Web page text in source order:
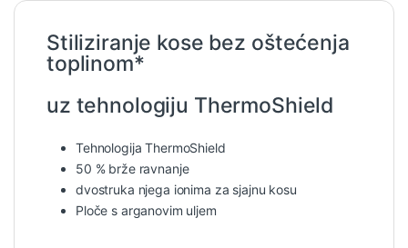
Stiliziranje kose bez oštećenja
toplinom*
uz tehnologiju ThermoShield
Tehnologija ThermoShield
50 % brže ravnanje
dvostruka njega ionima za sjajnu kosu
Ploče s arganovim uljem